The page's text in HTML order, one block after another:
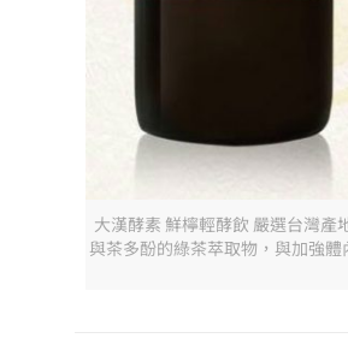
大漢酵素 鮮檸輕酵飲 嚴選台灣
與茶多酚的綠茶萃取物，與加強